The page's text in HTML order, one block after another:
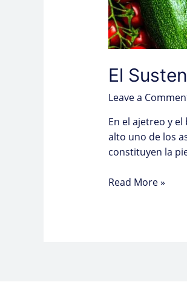
El
Leave a
En el ajetreo y
alto uno de los
constituyen la
Read More »